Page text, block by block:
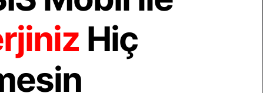
Hiç